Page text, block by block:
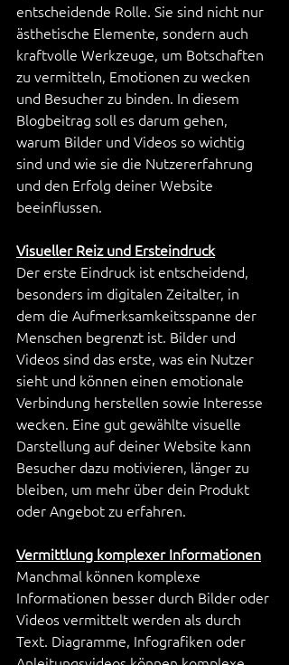
entscheidende Rolle. Sie sind nicht nur
ästhetische Elemente, sondern auch
kraftvolle Werkzeuge, um Botschaften
zu vermitteln, Emotionen zu wecken
und Besucher zu binden. In diesem
Blogbeitrag soll es darum gehen,
warum Bilder und Videos so wichtig
sind und wie sie die Nutzererfahrung
und den Erfolg deiner Website
beeinflussen.
Visueller Reiz und Ersteindruck
Der erste Eindruck ist entscheidend,
besonders im digitalen Zeitalter, in
dem die Aufmerksamkeitsspanne der
Menschen begrenzt ist. Bilder und
Videos sind das erste, was ein Nutzer
sieht und können einen emotionale
Verbindung herstellen sowie Interesse
wecken. Eine gut gewählte visuelle
Darstellung auf deiner Website kann
Besucher dazu motivieren, länger zu
bleiben, um mehr über dein Produkt
oder Angebot zu erfahren.
Vermittlung komplexer Informationen
Manchmal können komplexe
Informationen besser durch Bilder oder
Videos vermittelt werden als durch
Text. Diagramme, Infografiken oder